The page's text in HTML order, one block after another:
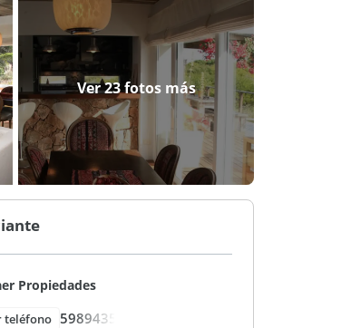
Ver 23 fotos más
Propiedades
teléfono 5989435